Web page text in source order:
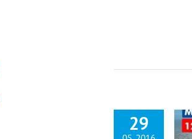
29